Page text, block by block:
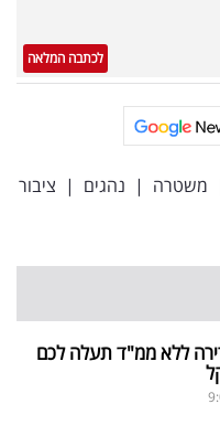
לכתבה המלאה
משטרה | נהגים | ציבור
ללא ממ"ד תעלה לכם